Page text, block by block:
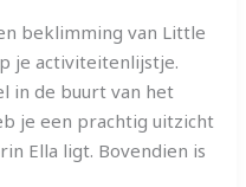
beklimming van Little
je activiteitenlijstje.
in de buurt van het
je een prachtig uitzicht
Ella ligt. Bovendien is